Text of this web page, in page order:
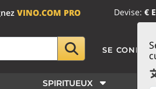
VINO.COM PRO Devise: €
SE
SPIRITUEUX